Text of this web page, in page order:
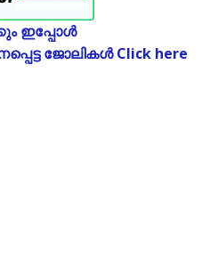
ഇപ്പോൾ
ജോലികൾ Click here